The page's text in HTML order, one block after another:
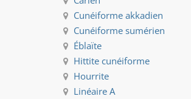
Cunéiforme akkadien
Cunéiforme sumérien
Éblaïte
Hittite cunéiforme
Hourrite
Linéaire A